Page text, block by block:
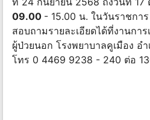
09.00 - 15.00 น. ในวันราชกา
สอบถามรายละเอียดได้ที่งานกา
ผู้ป่วยนอก โรงพยาบาลคูเมือง อํ
โทร 0 4469 9238 - 240 ต่อ